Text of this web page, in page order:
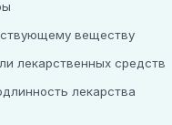
веществу
лекарственных средств
лекарства